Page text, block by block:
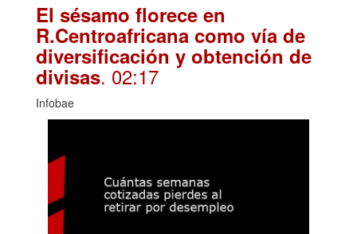
El sésamo florece en
R.Centroafricana como vía de
diversificación y obtención de
divisas. 02:17
Infobae